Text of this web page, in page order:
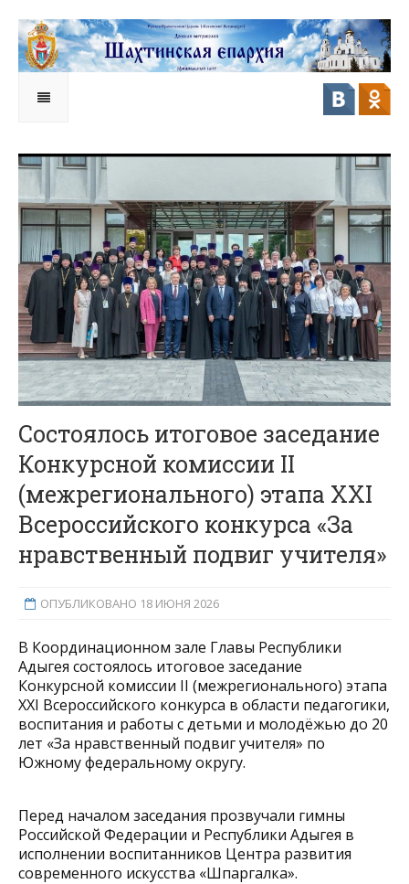
Состоялось итоговое заседание
Конкурсной комиссии II
(межрегионального) этапа XXI
Всероссийского конкурса «За
нравственный подвиг учителя»
ОПУБЛИКОВАНО 18 ИЮНЯ 2026
В Координационном зале Главы Республики
Адыгея состоялось итоговое заседание
Конкурсной комиссии II (межрегионального) этапа
XXI Всероссийского конкурса в области педагогики,
воспитания и работы с детьми и молодёжью до 20
лет «За нравственный подвиг учителя» по
Южному федеральному округу.
Перед началом заседания прозвучали гимны
Российской Федерации и Республики Адыгея в
исполнении воспитанников Центра развития
современного искусства «Шпаргалка».